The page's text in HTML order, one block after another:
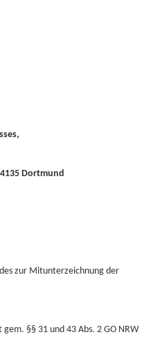
Dortmund
zur Mitunterzeichnung der
§§ 31 und 43 Abs. 2 GO NRW